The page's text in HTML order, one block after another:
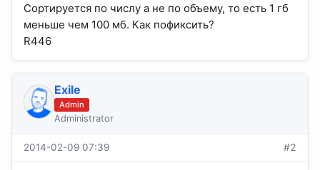
Сортируется по числу а не по объему, то есть 1 гб
меньше чем 100 мб. Как пофиксить?
R446
Exile
Admin
Administrator
2014-02-09 07:39 #2